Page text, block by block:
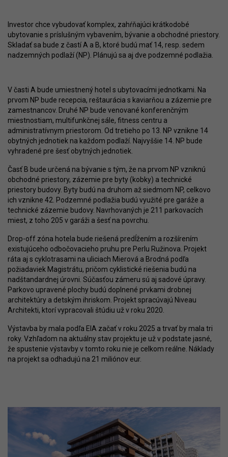
Investor chce vybudovať komplex, zahŕňajúci krátkodobé
ubytovanie s príslušným vybavením, bývanie a obchodné priestory.
Skladať sa bude z častí A a B, ktoré budú mať 14, resp. sedem
nadzemných podlaží (NP). Plánujú sa aj dve podzemné podlažia.
V časti A bude umiestnený hotel s ubytovacími jednotkami. Na
prvom NP bude recepcia, reštaurácia s kaviarňou a zázemie pre
zamestnancov. Druhé NP bude venované konferenčným
miestnostiam, multifunkčnej sále, fitness centru a
administratívnym priestorom. Od tretieho po 13. NP vznikne 14
obytných jednotiek na každom podlaží. Najvyššie 14. NP bude
vyhradené pre šesť obytných jednotiek.
Časť B bude určená na bývanie s tým, že na prvom NP vzniknú
obchodné priestory, zázemie pre byty (kobky) a technické
priestory budovy. Byty budú na druhom až siedmom NP, celkovo
ich vznikne 42. Podzemné podlažia budú využité pre garáže a
technické zázemie budovy. Navrhovaných je 211 parkovacích
miest, z toho 205 v garáži a šesť na povrchu.
Drop-off zóna hotela bude riešená predĺžením a rozšírením
existujúceho odbočovacieho pruhu pre Perlu Ružinova. Projekt
ráta aj s cyklotrasami na uliciach Mierová a Brodná podľa
požiadaviek Magistrátu, pričom cyklistické riešenia budú na
nadštandardnej úrovni. Súčasťou zámeru sú aj sadové úpravy.
Parkovo upravené plochy budú doplnené prvkami drobnej
architektúry a detským ihriskom. Projekt spracúvajú Niveau
Architekti, ktorí vypracovali štúdiu už v roku 2020.
Výstavba by mala podľa EIA začať v roku 2025 a trvať by mala tri
roky. Vzhľadom na aktuálny stav projektu je už v podstate jasné,
že spustenie výstavby v tomto roku nie je celkom reálne. Náklady
na projekt sa odhadujú na 21 miliónov eur.